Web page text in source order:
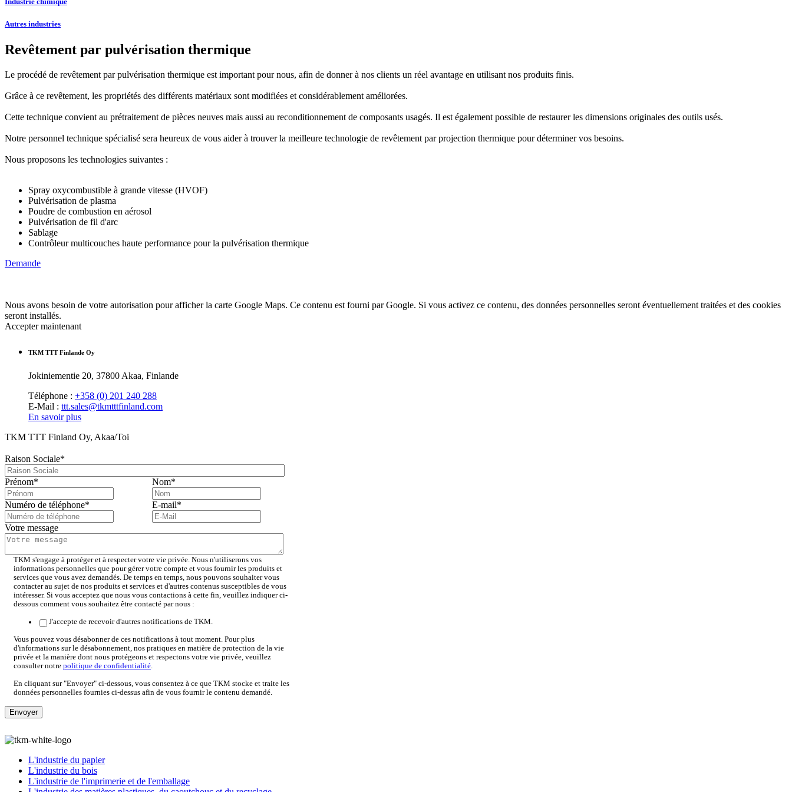
Autres industries
Revêtement par pulvérisation thermique
Le procédé de revêtement par pulvérisation thermique est important pour nous, afin de donner à nos clients un réel avantage en utilisant nos produits finis.
Grâce à ce revêtement, les propriétés des différents matériaux sont modifiées et considérablement améliorées.
Cette technique convient au prétraitement de pièces neuves mais aussi au reconditionnement de composants usagés. Il est également possible de restaurer les dimensions originales des outils usés.
Notre personnel technique spécialisé sera heureux de vous aider à trouver la meilleure technologie de revêtement par projection thermique pour déterminer vos besoins.
Nous proposons les technologies suivantes :
Spray oxycombustible à grande vitesse (HVOF)
Pulvérisation de plasma
Poudre de combustion en aérosol
Pulvérisation de fil d'arc
Sablage
Contrôleur multicouches haute performance pour la pulvérisation thermique
Demande
Nous avons besoin de votre autorisation pour afficher la carte Google Maps. Ce contenu est fourni par Google. Si vous activez ce contenu, des données personnelles seront éventuellement traitées et des cookies
seront installés.
Accepter maintenant
TKM TTT Finlande Oy
Jokiniementie 20, 37800 Akaa, Finlande
Téléphone : +358 (0) 201 240 288
E-Mail : ttt.sales@tkmtttfinland.com
En savoir plus
TKM TTT Finland Oy, Akaa/Toi
Raison Sociale*
Prénom* Nom*
Numéro de téléphone* E-mail*
Votre message
TKM s'engage à protéger et à respecter votre vie privée. Nous n'utiliserons vos
informations personnelles que pour gérer votre compte et vous fournir les produits et
services que vous avez demandés. De temps en temps, nous pouvons souhaiter vous
contacter au sujet de nos produits et services et d'autres contenus susceptibles de vous
intéresser. Si vous acceptez que nous vous contactions à cette fin, veuillez indiquer ci-
dessous comment vous souhaitez être contacté par nous :
J'accepte de recevoir d'autres notifications de TKM.
Vous pouvez vous désabonner de ces notifications à tout moment. Pour plus
d'informations sur le désabonnement, nos pratiques en matière de protection de la vie
privée et la manière dont nous protégeons et respectons votre vie privée, veuillez
consulter notre politique de confidentialité
En cliquant sur "Envoyer" ci-dessous, vous consentez à ce que TKM stocke et traite les
données personnelles fournies ci-dessus afin de vous fournir le contenu demandé.
L'industrie du papier
L'industrie du bois
L'industrie de l'imprimerie et de l'emballage